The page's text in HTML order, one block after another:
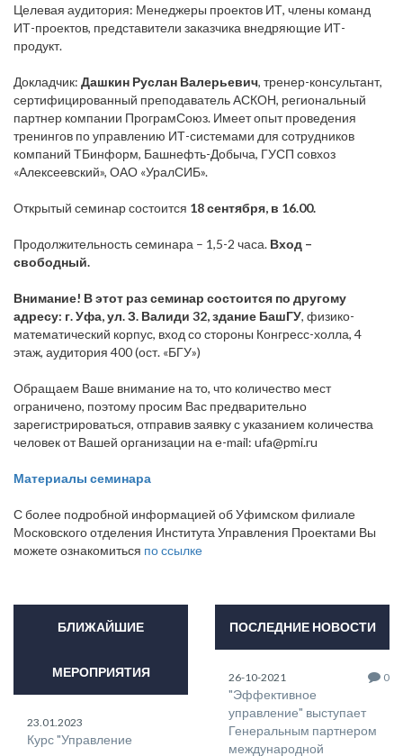
Целевая аудитория: Менеджеры проектов ИТ, члены команд
ИТ-проектов, представители заказчика внедряющие ИТ-
продукт.
Докладчик: Дашкин Руслан Валерьевич, тренер-консультант,
сертифицированный преподаватель АСКОН, региональный
партнер компании ПрограмСоюз. Имеет опыт проведения
тренингов по управлению ИТ-системами для сотрудников
компаний ТБинформ, Башнефть-Добыча, ГУСП совхоз
«Алексеевский», ОАО «УралСИБ».
Открытый семинар состоится 18 сентября, в 16.00.
Продолжительность семинара – 1,5-2 часа. Вход –
свободный.
Внимание! В этот раз семинар состоится по другому
адресу: г. Уфа, ул. З. Валиди 32, здание БашГУ, физико-
математический корпус, вход со стороны Конгресс-холла, 4
этаж, аудитория 400 (ост. «БГУ»)
Обращаем Ваше внимание на то, что количество мест
ограничено, поэтому просим Вас предварительно
зарегистрироваться, отправив заявку с указанием количества
человек от Вашей организации на е-mail: ufa@pmi.ru
Материалы семинара
С более подробной информацией об Уфимском филиале
Московского отделения Института Управления Проектами Вы
можете ознакомиться по ссылке
БЛИЖАЙШИЕ
МЕРОПРИЯТИЯ
23.01.2023
Курс "Управление
ПОСЛЕДНИЕ НОВОСТИ
26-10-2021 0
"Эффективное
управление" выступает
Генеральным партнером
международной